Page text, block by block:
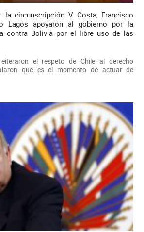
la circunscripción V Costa, Francisco
Lagos apoyaron al gobierno por la
contra Bolivia por el libre uso de las
el respeto de Chile al derecho
que es el momento de actuar de